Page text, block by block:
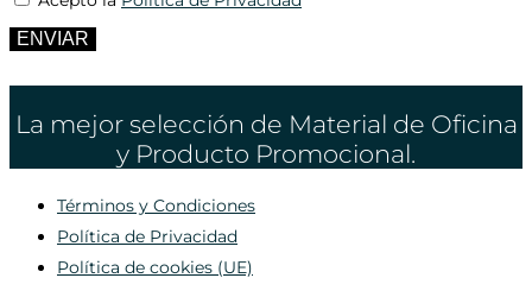
ENVIAR
La mejor selección de Material de Oficina
y Producto Promocional.
Términos y Condiciones
Política de Privacidad
Política de cookies (UE)